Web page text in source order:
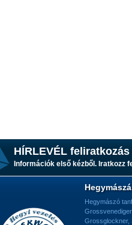
HÍRLEVÉL feliratkozás
Információk első kézből. Iratkozz
Hegymászó
Grossglockner,